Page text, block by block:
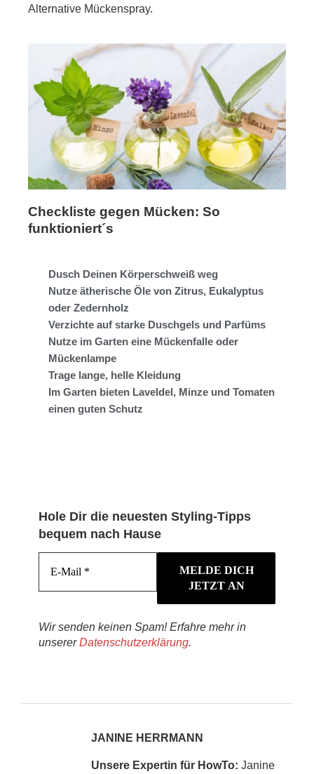
Alternative Mückenspray.
Checkliste gegen Mücken: So
funktioniert´s
Dusch Deinen Körperschweiß weg
Nutze ätherische Öle von Zitrus, Eukalyptus
oder Zedernholz
Verzichte auf starke Duschgels und Parfüms
Nutze im Garten eine Mückenfalle oder
Mückenlampe
Trage lange, helle Kleidung
Im Garten bieten Laveldel, Minze und Tomaten
einen guten Schutz
Hole Dir die neuesten Styling-Tipps
bequem nach Hause
Wir senden keinen Spam! Erfahre mehr in
unsererDatenschutzerklärung.
JANINE HERRMANN
Unsere Expertin für HowTo: Janine